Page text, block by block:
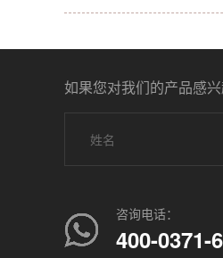
如果您对我们的产品感
咨询电话：
400-0371-